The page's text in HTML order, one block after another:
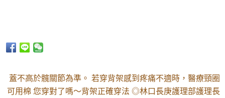
蓋不高於髖關節為準。 若穿背架感到疼痛不適時，醫療頸圈
可用棉 您穿對了嗎～背架正確穿法 ◎林口長庚護理部護理長